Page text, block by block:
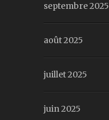
septembre 2025
août 2025
juillet 2025
juin 2025